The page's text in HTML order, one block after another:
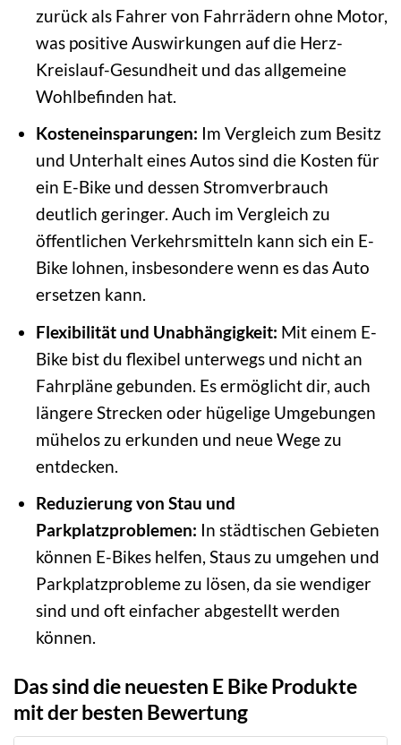
zurück als Fahrer von Fahrrädern ohne Motor,
was positive Auswirkungen auf die Herz-
Kreislauf-Gesundheit und das allgemeine
Wohlbefinden hat.
Kosteneinsparungen: Im Vergleich zum Besitz
und Unterhalt eines Autos sind die Kosten für
ein E-Bike und dessen Stromverbrauch
deutlich geringer. Auch im Vergleich zu
öffentlichen Verkehrsmitteln kann sich ein E-
Bike lohnen, insbesondere wenn es das Auto
ersetzen kann.
Flexibilität und Unabhängigkeit: Mit einem E-
Bike bist du flexibel unterwegs und nicht an
Fahrpläne gebunden. Es ermöglicht dir, auch
längere Strecken oder hügelige Umgebungen
mühelos zu erkunden und neue Wege zu
entdecken.
Reduzierung von Stau und
Parkplatzproblemen: In städtischen Gebieten
können E-Bikes helfen, Staus zu umgehen und
Parkplatzprobleme zu lösen, da sie wendiger
sind und oft einfacher abgestellt werden
können.
Das sind die neuesten E Bike Produkte
mit der besten Bewertung